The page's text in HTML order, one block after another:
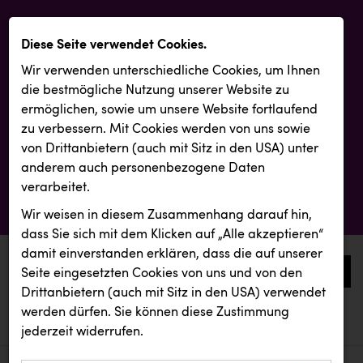
0
aktuelle aussendungen
aktuelle aussendungen
Diese Seite verwendet Cookies.
Wir verwenden unterschiedliche Cookies, um Ihnen
die best­mögliche Nutzung unserer Website zu
ermöglichen, sowie um unsere Website fortlaufend
zu verbessern. Mit Cookies werden von uns sowie
von Drittanbietern (auch mit Sitz in den USA) unter
anderem auch personenbezogene Daten
verarbeitet.
Wir weisen in diesem Zusammenhang darauf hin,
dass Sie sich mit dem Klicken auf „Alle akzeptieren“
damit ein­ver­standen erklären, dass die auf unserer
Seite eingesetzten Cookies von uns und von den
Drittanbietern (auch mit Sitz in den USA) verwendet
werden dürfen. Sie können diese Zustimmung
jederzeit widerrufen.